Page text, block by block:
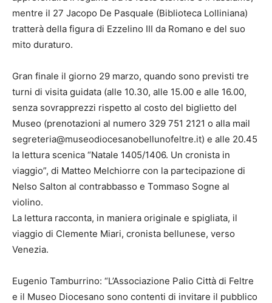
mentre il 27 Jacopo De Pasquale (Biblioteca Lolliniana)
tratterà della figura di Ezzelino III da Romano e del suo
mito duraturo.
Gran finale il giorno 29 marzo, quando sono previsti tre
turni di visita guidata (alle 10.30, alle 15.00 e alle 16.00,
senza sovrapprezzi rispetto al costo del biglietto del
Museo (prenotazioni al numero 329 751 2121 o alla mail
segreteria@museodiocesanobellunofeltre.it) e alle 20.45
la lettura scenica “Natale 1405/1406. Un cronista in
viaggio”, di Matteo Melchiorre con la partecipazione di
Nelso Salton al contrabbasso e Tommaso Sogne al
violino.
La lettura racconta, in maniera originale e spigliata, il
viaggio di Clemente Miari, cronista bellunese, verso
Venezia.
Eugenio Tamburrino: “L’Associazione Palio Città di Feltre
e il Museo Diocesano sono contenti di invitare il pubblico